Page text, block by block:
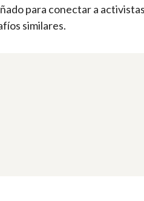
para conectar a
similares.